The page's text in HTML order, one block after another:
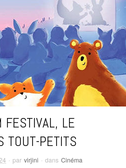
FESTIVAL, LE
TOUT-PETITS
· par virjini · dans Cinéma